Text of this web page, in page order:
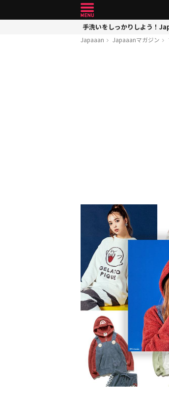
手洗いをしっかりしよう！
Japaaan Japaaanマガジン